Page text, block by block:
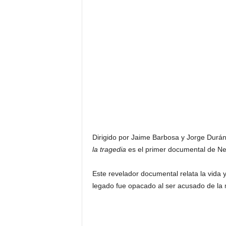
Dirigido por Jaime Barbosa y Jorge
la tragedia es el primer documental de
Este revelador documental relata la vida
legado fue opacado al ser acusado de la